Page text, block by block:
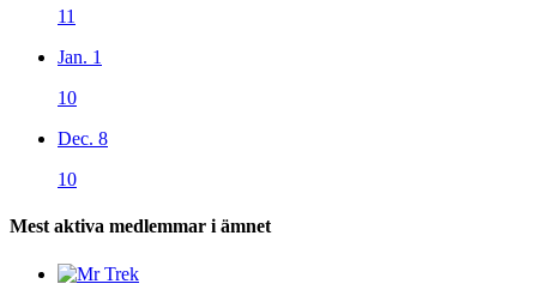
11
Jan. 1
10
Dec. 8
10
Mest aktiva medlemmar i ämnet